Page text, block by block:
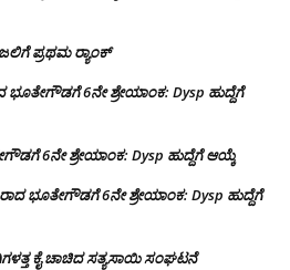
ಪ್ರಥಮ ರ‌್ಯಾಂಕ್
ಭೂತೇಗೌಡಗೆ 6ನೇ ಶ್ರೇಯಾಂಕ: Dysp ಹುದ್ದೆಗೆ
6ನೇ ಶ್ರೇಯಾಂಕ: Dysp ಹುದ್ದೆಗೆ ಆಯ್ಕೆ
ಭೂತೇಗೌಡಗೆ 6ನೇ ಶ್ರೇಯಾಂಕ: Dysp ಹುದ್ದೆಗೆ
ಕೈ ಚಾಚಿದ ಸತ್ಯಸಾಯಿ ಸಂಘಟನೆ